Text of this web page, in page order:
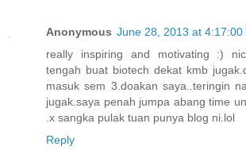
Anonymous June 28, 2013 at 4:17:00
really inspiring and motivating :)
tengah buat biotech dekat kmb
masuk sem 3.doakan saya..teringin
jugak.saya penah jumpa abang time
.x sangka pulak tuan punya blog ni.lol
Reply